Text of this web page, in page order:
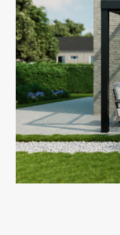
Montage
Betaalmethoden
Garantie
Veelgestelde vragen